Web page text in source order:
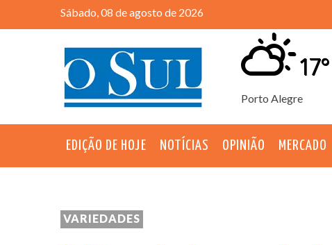
Sábado, 08 de agosto de 2026
Porto Alegre
17°
EDIÇÃO DE HOJE NOTÍCIAS OPINIÃO MERCADO
VARIEDADES